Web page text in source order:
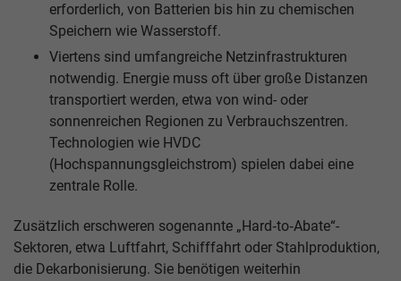
erforderlich, von Batterien bis hin zu chemischen
Speichern wie Wasserstoff.
Viertens sind umfangreiche Netzinfrastrukturen
notwendig. Energie muss oft über große Distanzen
transportiert werden, etwa von wind- oder
sonnenreichen Regionen zu Verbrauchszentren.
Technologien wie HVDC
(Hochspannungsgleichstrom) spielen dabei eine
zentrale Rolle.
Zusätzlich erschweren sogenannte „Hard‑to‑Abate“-
Sektoren, etwa Luftfahrt, Schifffahrt oder Stahlproduktion,
die Dekarbonisierung. Sie benötigen weiterhin